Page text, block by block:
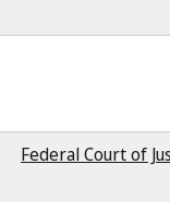
Federal Court of